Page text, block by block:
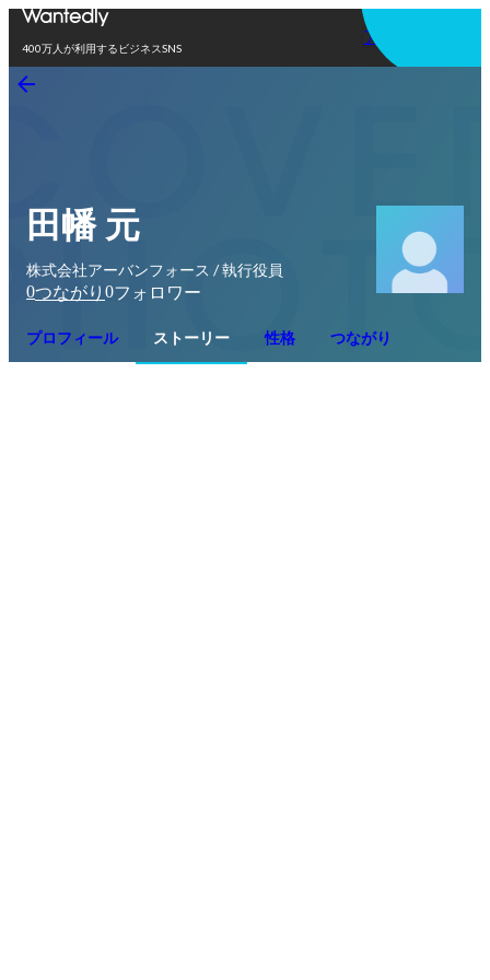
400万人が利用するビジネスSNS
アプリを使う
田幡 元
株式会社アーバンフォース / 執行役員
0つながり 0フォロワー
プロフィール ストーリー 性格 つながり